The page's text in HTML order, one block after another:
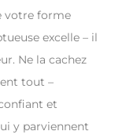
votre forme
excelle – il
Ne la cachez
tout –
et
y parviennent